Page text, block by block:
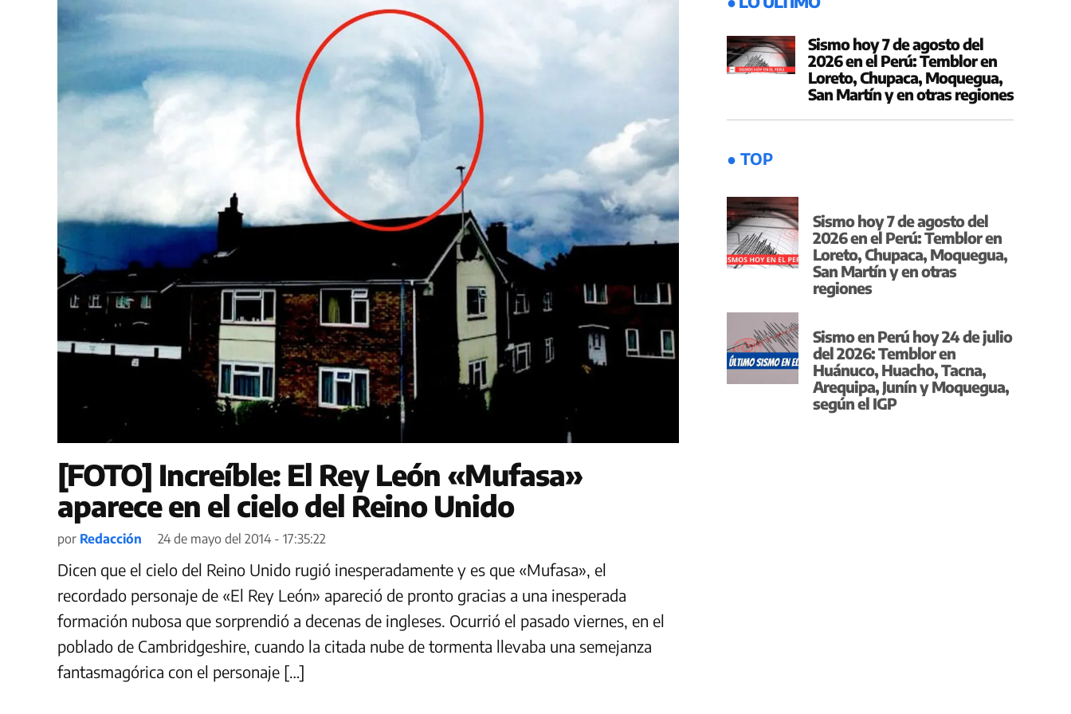
[FOTO] Increíble: El Rey León «Mufasa»
aparece en el cielo del Reino Unido
por Redacción 24 de mayo del 2014 - 17:35:22
Dicen que el cielo del Reino Unido rugió inesperadamente y es que «Mufasa», el
recordado personaje de «El Rey León» apareció de pronto gracias a una inesperada
formación nubosa que sorprendió a decenas de ingleses. Ocurrió el pasado viernes, en el
poblado de Cambridgeshire, cuando la citada nube de tormenta llevaba una semejanza
fantasmagórica con el personaje […]
Sismo hoy 7 de agosto del
2026 en el Perú: Temblor en
Loreto, Chupaca, Moquegua,
San Martín y en otras regiones
● TOP
Sismo hoy 7 de agosto del
2026 en el Perú: Temblor en
Loreto, Chupaca, Moquegua,
San Martín y en otras
regiones
Sismo en Perú hoy 24 de julio
del 2026: Temblor en
Huánuco, Huacho, Tacna,
Arequipa, Junín y Moquegua,
según el IGP